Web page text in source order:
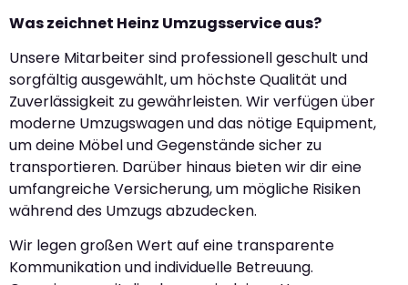
Was zeichnet Heinz Umzugsservice aus?
Unsere Mitarbeiter sind professionell geschult und
sorgfältig ausgewählt, um höchste Qualität und
Zuverlässigkeit zu gewährleisten. Wir verfügen über
moderne Umzugswagen und das nötige Equipment,
um deine Möbel und Gegenstände sicher zu
transportieren. Darüber hinaus bieten wir dir eine
umfangreiche Versicherung, um mögliche Risiken
während des Umzugs abzudecken.
Wir legen großen Wert auf eine transparente
Kommunikation und individuelle Betreuung.